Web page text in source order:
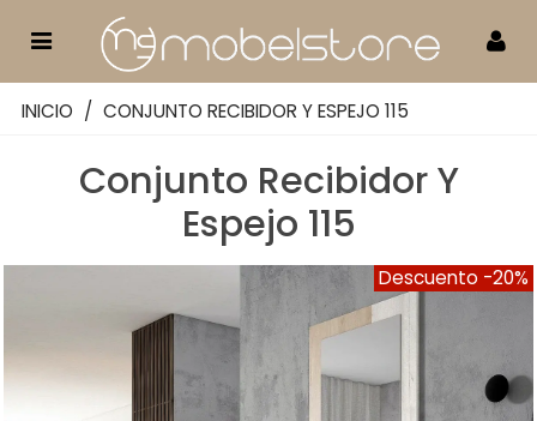
INICIO / CONJUNTO RECIBIDOR Y ESPEJO 115
Conjunto Recibidor Y
Espejo 115
Descuento -20%